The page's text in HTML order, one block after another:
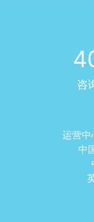
咨
运营中
中